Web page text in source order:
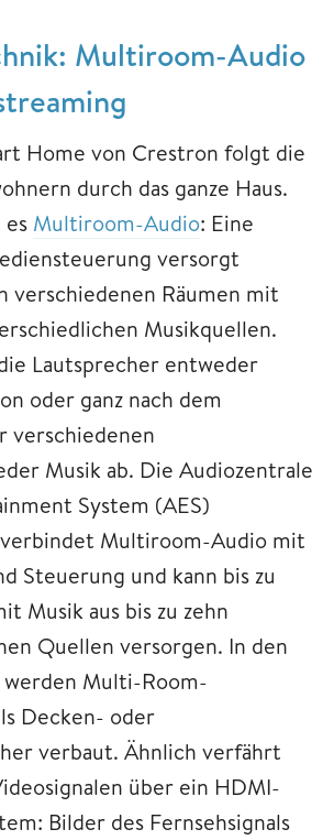
Multiroom-Audio
Home von Crestron folgt die
durch das ganze Haus.
Multiroom-Audio: Eine
versorgt
verschiedenen Räumen mit
Musikquellen.
Lautsprecher entweder
oder ganz nach dem
verschiedenen
Musik ab. Die Audiozentrale
System (AES)
verbindet Multiroom-Audio mit
Steuerung und kann bis zu
Musik aus bis zu zehn
Quellen versorgen. In den
werden Multi-Room-
Decken- oder
verbaut. Ähnlich verfährt
über ein HDMI-
Bilder des Fernsehsignals